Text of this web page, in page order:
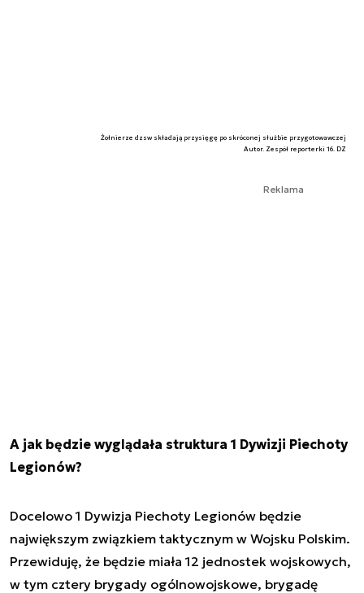
Żołnierze dzsw składają przysięgę po skróconej służbie przygotowawczej
Autor. Zespół reporterki 16. DZ
Reklama
A jak będzie wyglądała struktura 1 Dywizji Piechoty
Legionów?
Docelowo 1 Dywizja Piechoty Legionów będzie
największym związkiem taktycznym w Wojsku Polskim.
Przewiduję, że będzie miała 12 jednostek wojskowych,
w tym cztery brygady ogólnowojskowe, brygadę